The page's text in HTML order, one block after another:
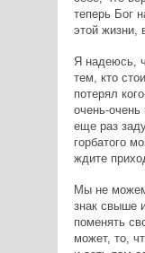
теперь Бог
этой жизни,
Я надеюсь,
тем, кто
потерял
очень-
еще раз
горбатого
ждите
Мы не можем
знак свыше
поменять
может, то,